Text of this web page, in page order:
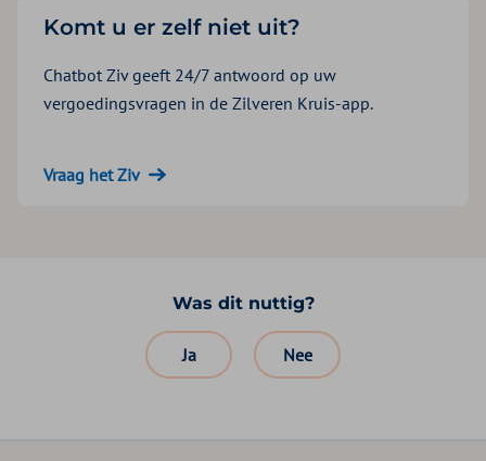
Komt u er zelf niet uit?
Chatbot Ziv geeft 24/7 antwoord op uw
vergoedingsvragen in de Zilveren Kruis-app.
Vraag het Ziv
Was dit nuttig?
Ja Nee